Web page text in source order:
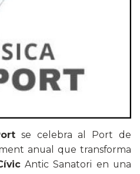
se celebra al Port de
anual que transforma
Antic Sanatori en una